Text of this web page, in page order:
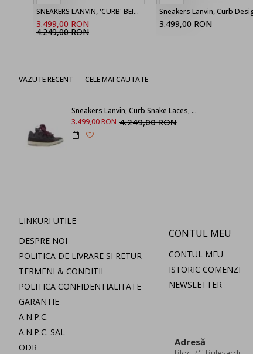
SNEAKERS LANVIN, 'CURB' BEIGE LEATHER BLEND SNEAKERS, Orange
3.499,00 RON
4.249,00 RON
3.499,00 RON
VAZUTE RECENT CELE MAI CAUTATE
Sneakers Lanvin, Curb Snake Laces, Shark Grey
3.499,00 RON 4.249,00 RON
LINKURI UTILE
DESPRE NOI
POLITICA DE LIVRARE SI RETUR
TERMENI & CONDITII
POLITICA CONFIDENTIALITATE
GARANTIE
A.N.P.C.
A.N.P.C. SAL
ODR
CONTUL MEU
CONTUL MEU
ISTORIC COMENZI
NEWSLETTER
Adresă